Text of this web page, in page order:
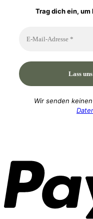
Trag dich ein,
Wir senden